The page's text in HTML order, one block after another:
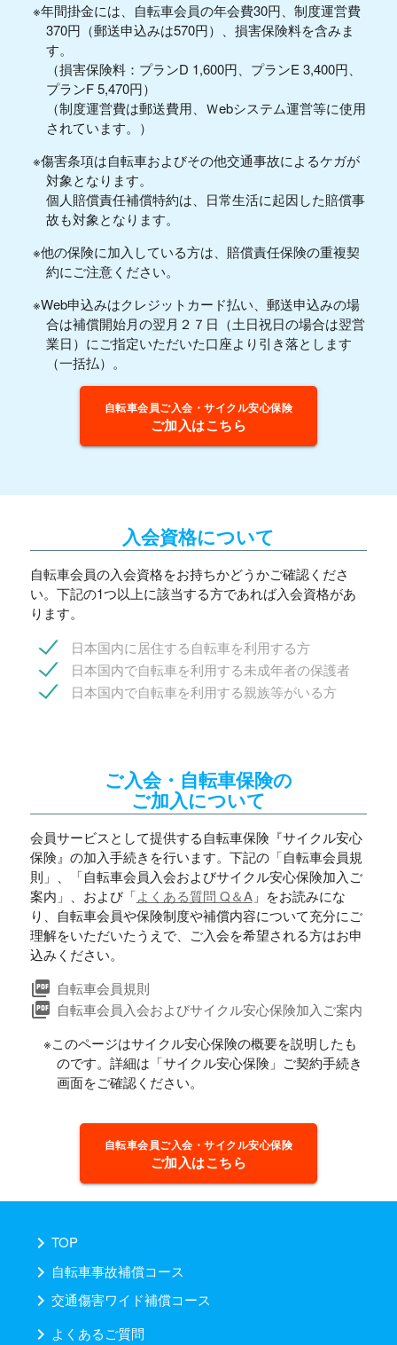
※年間掛金には、自転車会員の年会費30円、制度運営費
370円（郵送申込みは570円）、損害保険料を含みま
す。
（損害保険料：プランD 1,600円、プランE 3,400円、
プランF 5,470円）
（制度運営費は郵送費用、Ｗebシステム運営等に使用
されています。）
※傷害条項は自転車およびその他交通事故によるケガが
対象となります。
個人賠償責任補償特約は、日常生活に起因した賠償事
故も対象となります。
※他の保険に加入している方は、賠償責任保険の重複契
約にご注意ください。
※Web申込みはクレジットカード払い、郵送申込みの場
合は補償開始月の翌月２７日（土日祝日の場合は翌営
業日）にご指定いただいた口座より引き落とします
（一括払）。
自転車会員ご入会・サイクル安心保険
ご加入はこちら
入会資格について
自転車会員の入会資格をお持ちかどうかご確認くださ
い。下記の1つ以上に該当する方であれば入会資格があ
ります。
日本国内に居住する自転車を利用する方
日本国内で自転車を利用する未成年者の保護者
日本国内で自転車を利用する親族等がいる方
ご入会・自転車保険の
ご加入について
会員サービスとして提供する自転車保険『サイクル安心
保険』の加入手続きを行います。下記の「自転車会員規
則」、「自転車会員入会およびサイクル安心保険加入ご
案内」、および「よくある質問 Q＆A」をお読みにな
り、自転車会員や保険制度や補償内容について充分にご
理解をいただいたうえで、ご入会を希望される方はお申
込みください。
picture_as_pdf 自転車会員規則
picture_as_pdf 自転車会員入会およびサイクル安心保険加入ご案内
※このページはサイクル安心保険の概要を説明したも
のです。詳細は「サイクル安心保険」ご契約手続き
画面をご確認ください。
自転車会員ご入会・サイクル安心保険
ご加入はこちら
chevron_right TOP
chevron_right 自転車事故補償コース
chevron_right 交通傷害ワイド補償コース
chevron_right よくあるご質問